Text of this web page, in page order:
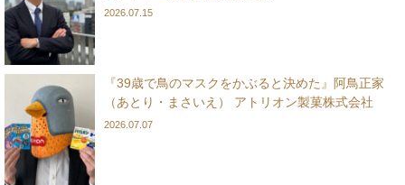
2026.07.15
『39歳で鳥のマスクをかぶると決めた』阿鳥正家
（あとり・まさいえ） アトリオン製菓株式会社
2026.07.07